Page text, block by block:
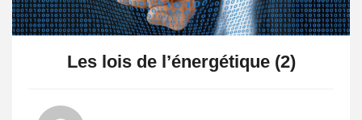
Les lois de l’énergétique (2)